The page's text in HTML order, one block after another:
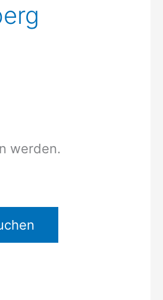
werden.